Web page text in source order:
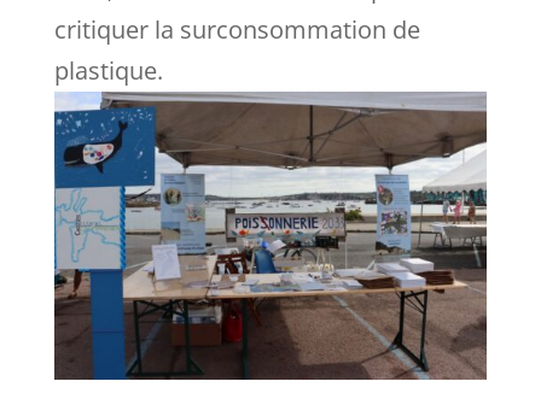
critiquer la surconsommation de
plastique.